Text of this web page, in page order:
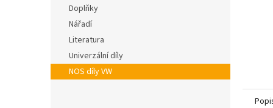
Doplňky
Nářadí
Literatura
Univerzální díly
NOS díly VW